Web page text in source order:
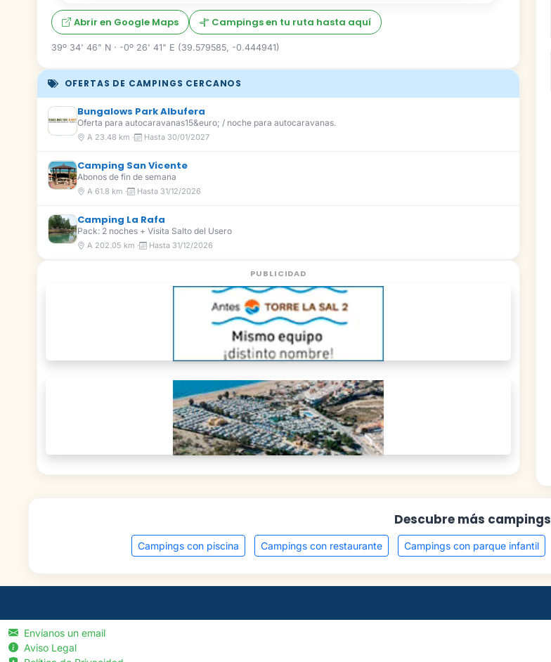
Abrir en Google Maps Campings en tu ruta hasta aquí
39º 34' 46" N · -0º 26' 41" E (39.579585, -0.444941)
OFERTAS DE CAMPINGS CERCANOS
Bungalows Park Albufera
Oferta para autocaravanas15&euro; / noche para autocaravanas.
A 23.48 km · Hasta 30/01/2027
Camping San Vicente
Abonos de fin de semana
A 61.8 km · Hasta 31/12/2026
Camping La Rafa
Pack: 2 noches + Visita Salto del Usero
A 202.05 km · Hasta 31/12/2026
PUBLICIDAD
Descubre más campings
Campings con piscina Campings con restaurante Campings con parque infantil
Envíanos un email
Aviso Legal